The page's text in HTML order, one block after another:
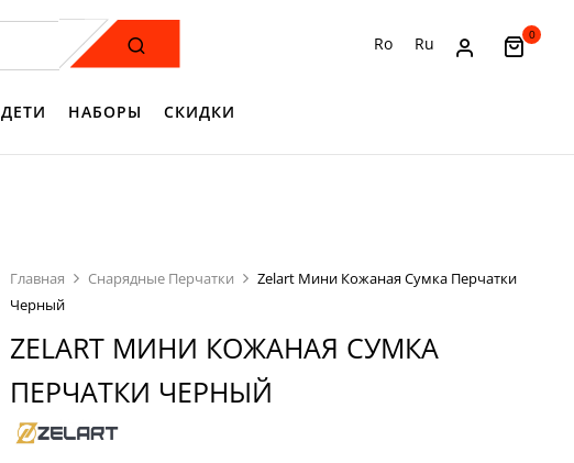
Ro Ru 0
ДЕТИ НАБОРЫ СКИДКИ
Главная Снарядные Перчатки
Zelart Мини Кожаная Сумка Перчатки
Черный
ZELART МИНИ КОЖАНАЯ СУМКА
ПЕРЧАТКИ ЧЕРНЫЙ